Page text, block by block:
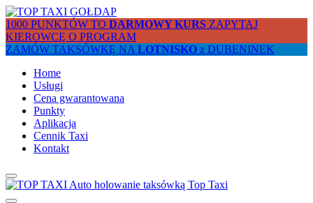
1000 PUNKTÓW TO DARMOWY KURS ZAPYTAJ
KIEROWCĘ O PROGRAM
ZAMÓW TAKSÓWKĘ NA LOTNISKO z DUBENINEK
Home
Usługi
Cena gwarantowana
Punkty
Aplikacja
Cennik Taxi
Kontakt